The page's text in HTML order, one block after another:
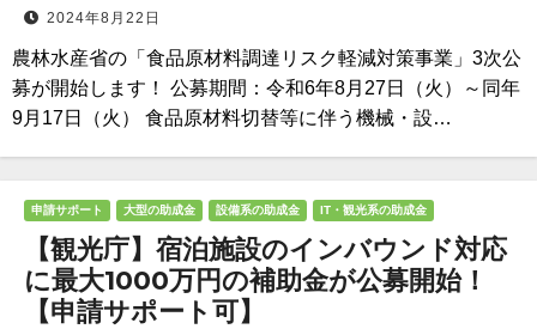
2024年8月22日
農林水産省の「食品原材料調達リスク軽減対策事業」3次公
募が開始します！ 公募期間：令和6年8月27日（火）～同年
9月17日（火） 食品原材料切替等に伴う機械・設…
申請サポート 大型の助成金 設備系の助成金 IT・観光系の助成金
【観光庁】宿泊施設のインバウンド対応
に最大1000万円の補助金が公募開始！
【申請サポート可】